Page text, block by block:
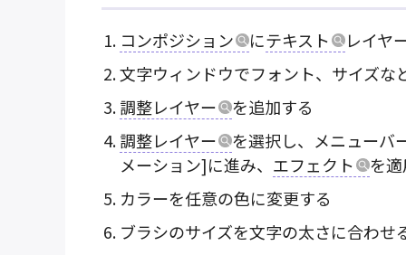
コンポジション にテキスト
レイヤ
文字ウィンドウでフォント、サイズな
調整レイヤー
を追加する
調整レイヤー
を選択し、メニューバ
メーション]に進み、 エフェクト
を
カラーを任意の色に変更する
ブラシのサイズを文字の太さに合わせ